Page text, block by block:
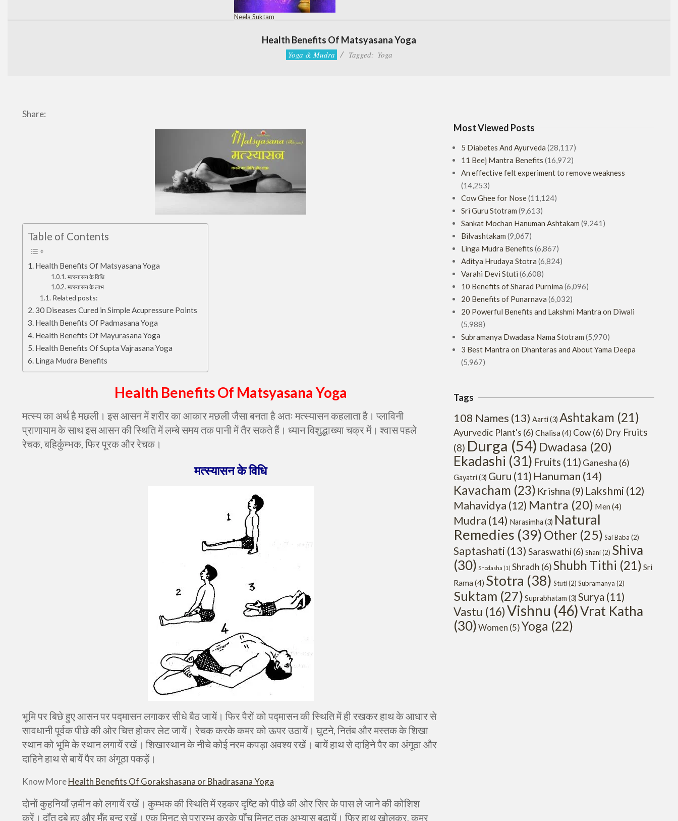
Neela Suktam
Health Benefits Of Matsyasana Yoga
Yoga & Mudra Tagged: Yoga
Share:
Table of Contents
Health Benefits Of Matsyasana Yoga
मत्स्यासन के विधि
मत्स्यासन के लाभ
Related posts:
30 Diseases Cured in Simple Acupressure Points
Health Benefits Of Padmasana Yoga
Health Benefits Of Mayurasana Yoga
Health Benefits Of Supta Vajrasana Yoga
Linga Mudra Benefits
Health Benefits Of Matsyasana Yoga
मत्स्य का अर्थ है मछली। इस आसन में शरीर का आकार मछली जैसा बनता है अतः मत्स्यासन कहलाता है। प्लाविनी
प्राणायाम के साथ इस आसन की स्थिति में लम्बे समय तक पानी में तैर सकते हैं। ध्यान विशुद्धाख्या चक्र में। श्वास पहले
रेचक,बहिर्कुम्भक,फिर पूरक और रेचक।
मत्स्यासन के विधि
भूमि पर बिछे हुए आसन पर पद्मासन लगाकर सीधे बैठ जायें। फिर पैरों को पद्मासन की स्थिति में ही रखकर हाथ के आधार से
सावधानी पूर्वक पीछे की ओर चित्त होकर लेट जायें। रेचक करके कमर को ऊपर उठायें। घुटने,नितंब और मस्तक के शिखा
स्थान को भूमि के स्थान लगायें रखें। शिखास्थान के नीचे कोई नरम कपड़ा अवश्य रखें। बायें हाथ से दाहिने पैर का अंगूठा और
दाहिने हाथ से बायें पैर का अंगूठा पकड़ें।
Know MoreHealth Benefits Of Gorakshasana or Bhadrasana Yoga
दोनों कुहनियाँ ज़मीन को लगायें रखें। कुम्भक की स्थिति में रहकर दृष्टि को पीछे की ओर सिर के पास ले जाने की कोशिश
करें। दाँत दबे हुए और मुँह बन्द रखें। एक मिनट से प्रारम्भ करके पाँच मिनट तक अभ्यास बढ़ायें। फिर हाथ खोलकर,कमर
Most Viewed Posts
5 Diabetes And Ayurveda (28,117)
11 Beej Mantra Benefits (16,972)
An effective felt experiment to remove weakness
(14,253)
Cow Ghee for Nose(11,124)
Sri Guru Stotram (9,613)
Sankat Mochan Hanuman Ashtakam (9,241)
Bilvashtakam (9,067)
Linga Mudra Benefits (6,867)
Aditya Hrudaya Stotra (6,824)
Varahi Devi Stuti (6,608)
10 Benefits of Sharad Purnima (6,096)
20 Benefits of Punarnava (6,032)
20 Powerful Benefits and Lakshmi Mantra on Diwali
(5,988)
Subramanya Dwadasa Nama Stotram (5,970)
3 Best Mantra on Dhanteras and About Yama Deepa
(5,967)
Tags
108 Names (13) Aarti(3) Ashtakam (21)
Ayurvedic Plant's (6) Chalisa(4) Cow(6) Dry Fruits
(8) Durga (54) Dwadasa (20)
Ekadashi (31) Fruits (11) Ganesha (6)
Gayatri(3) Guru (11) Hanuman (14)
Kavacham (23) Krishna (9) Lakshmi (12)
Mahavidya (12) Mantra (20) Men(4)
Mudra (14) Narasimha (3) Natural
Remedies (39) Other (25) Sai Baba (2)
Saptashati (13) Saraswathi(6) Shani(2) Shiva
(30) Shodasha (1) Shradh (6)Shubh Tithi (21) Sri
Rama(4) Stotra (38) Stuti(2) Subramanya (2)
Suktam (27) Suprabhatam (3) Surya (11)
Vastu (16)Vishnu (46)Vrat Katha
(30)Women (5)Yoga (22)